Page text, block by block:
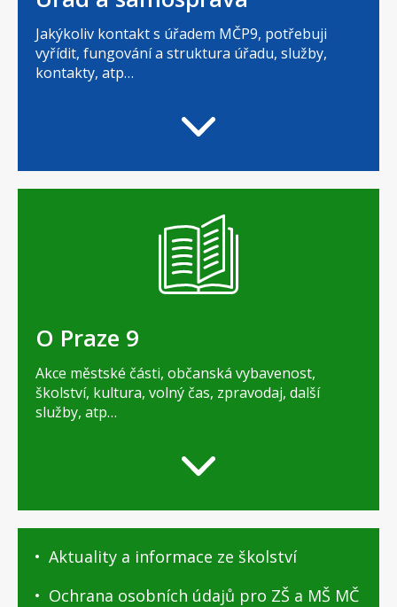
Jakýkoliv kontakt s úřadem MČP9, potřebuji
vyřídit, fungování a struktura úřadu, služby,
kontakty, atp…
O Praze 9
Akce městské části, občanská vybavenost,
školství, kultura, volný čas, zpravodaj, další
služby, atp…
Praze
Aktuality a informace ze školství
Ochrana osobních údajů pro ZŠ a MŠ MČ